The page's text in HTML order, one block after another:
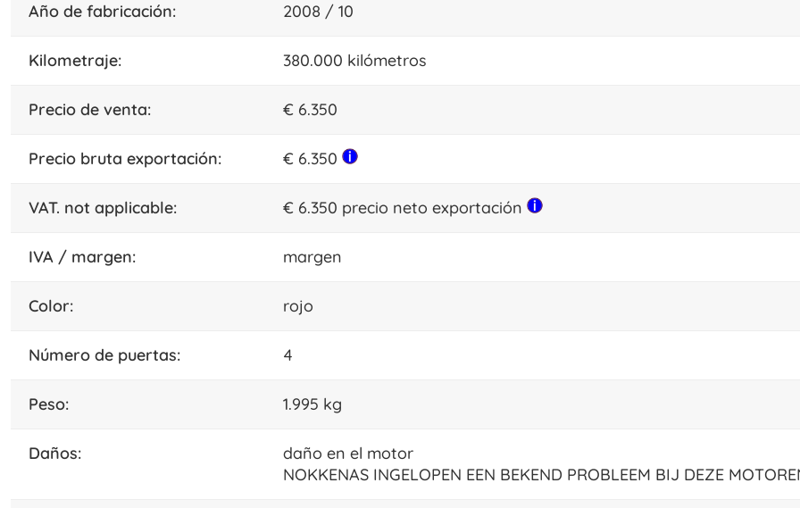
año de fabricación: 2008 / 10
kilometraje: 380.000 kilómetros
precio de venta: € 6.350
precio bruta exportación: € 6.350
VAT. not applicable: € 6.350 precio neto exportación
IVA / margen: margen
color: rojo
número de puertas: 4
peso: 1.995 kg
daños:
daño en el motor
NOKKENAS INGELOPEN EEN BEKEND PROBLEEM BIJ DEZE